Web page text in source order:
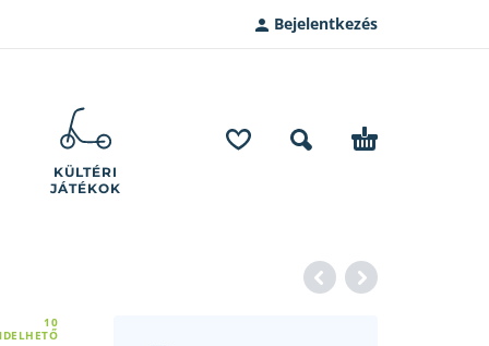
Bejelentkezés
KÜLTÉRI
JÁTÉKOK
10